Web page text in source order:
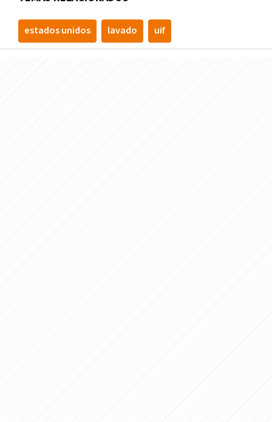
estados unidos lavado uif